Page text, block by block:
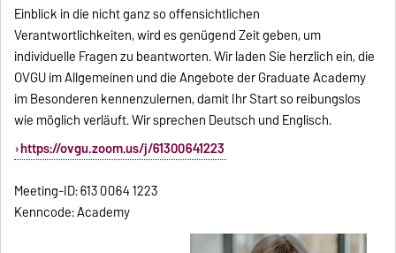
Einblick in die nicht ganz so offensichtlichen
Verantwortlichkeiten, wird es genügend Zeit geben, um
individuelle Fragen zu beantworten. Wir laden Sie herzlich ein, die
OVGU im Allgemeinen und die Angebote der Graduate Academy
im Besonderen kennenzulernen, damit Ihr Start so reibungslos
wie möglich verläuft. Wir sprechen Deutsch und Englisch.
https://ovgu.zoom.us/j/61300641223
Meeting-ID: 613 0064 1223
Kenncode: Academy